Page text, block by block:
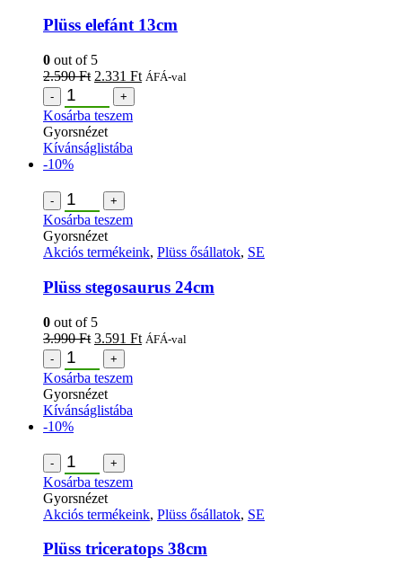
Plüss elefánt 13cm
0 out of 5
2.590Ft 2.331 Ft ÁFÁ-val
-
+
Kosárba teszem
Gyorsnézet
Kívánságlistába
-10%
- +
Kosárba teszem
Gyorsnézet
Akciós termékeink, Plüss ősállatok, SE
Plüss stegosaurus 24cm
0 out of 5
3.990Ft 3.591 Ft ÁFÁ-val
-
+
Kosárba teszem
Gyorsnézet
Kívánságlistába
-10%
- +
Kosárba teszem
Gyorsnézet
Akciós termékeink, Plüss ősállatok, SE
Plüss triceratops 38cm